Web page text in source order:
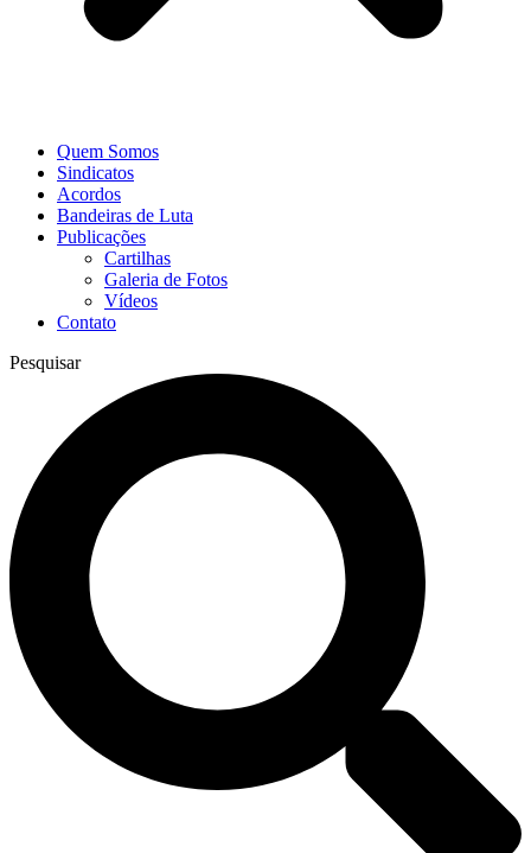
Quem Somos
Sindicatos
Acordos
Bandeiras de Luta
Publicações
Cartilhas
Galeria de Fotos
Vídeos
Contato
Pesquisar